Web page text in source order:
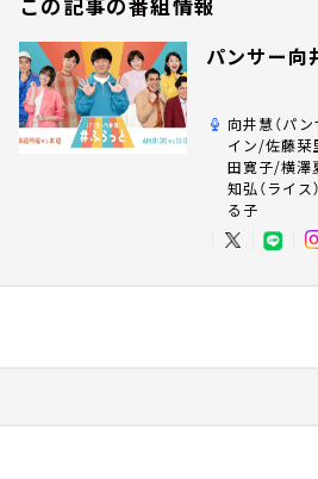
パンサー向
向井慧（パ
イン/佐藤栞
田寛子/横
知弘（ライ
る子